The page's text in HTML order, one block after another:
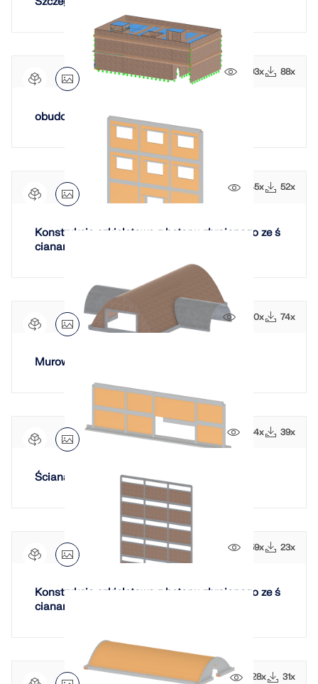
1093x 88x
obudowa z ubitego gruntu
745x 52x
Konstrukcja szkieletowa z betonu zbrojonego ze ś
cianami wypełniającymi
1040x 74x
Murowane sklepienie łukowe
664x 39x
Ściana murowana na belce
659x 23x
Konstrukcja szkieletowa z betonu zbrojonego ze ś
cianami murowanymi
528x 31x